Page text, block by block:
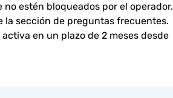
no estén bloqueados por el operador.
la sección de preguntas frecuentes.
en un plazo de 2 meses desde